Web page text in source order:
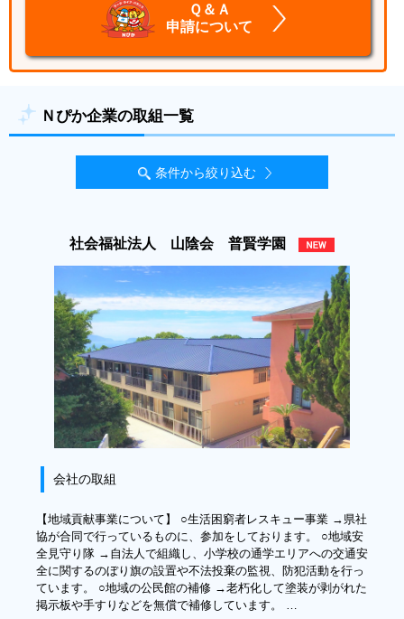
Ｑ＆Ａ
申請について
Ｎぴか企業の取組一覧
条件から絞り込む
社会福祉法人 山陰会 普賢学園
会社の取組
【地域貢献事業について】 ○生活困窮者レスキュー事業 →県社
協が合同で行っているものに、参加をしております。 ○地域安
全見守り隊 →自法人で組織し、小学校の通学エリアへの交通安
全に関するのぼり旗の設置や不法投棄の監視、防犯活動を行っ
ています。 ○地域の公民館の補修 →老朽化して塗装が剥がれた
掲示板や手すりなどを無償で補修しています。 …